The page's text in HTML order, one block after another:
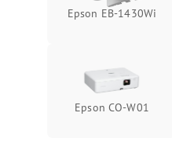
Epson EB-1430Wi
Epson CO-W01